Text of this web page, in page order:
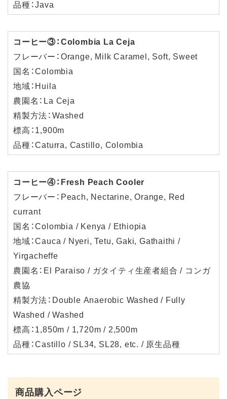
品種：Java
コーヒー③：Colombia La Ceja
フレーバー：Orange, Milk Caramel, Soft, Sweet
国名：Colombia
地域：Huila
農園名：La Ceja
精製方法：Washed
標高：1,900m
品種：Caturra, Castillo, Colombia
コーヒー④：Fresh Peach Cooler
フレーバー：Peach, Nectarine, Orange, Red
currant
国名：Colombia / Kenya / Ethiopia
地域：Cauca / Nyeri, Tetu, Gaki, Gathaithi /
Yirgacheffe
農園名：El Paraiso / ガタイティ生産者組合 / コンガ
農協
精製方法：Double Anaerobic Washed / Fully
Washed / Washed
標高：1,850m / 1,720m / 2,500m
品種：Castillo / SL34, SL28, etc. / 原生品種
商品購入ページ